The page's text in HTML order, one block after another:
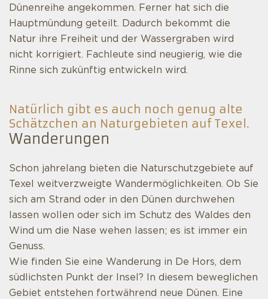
Dünenreihe angekommen. Ferner hat sich die
Hauptmündung geteilt. Dadurch bekommt die
Natur ihre Freiheit und der Wassergraben wird
nicht korrigiert. Fachleute sind neugierig, wie die
Rinne sich zukünftig entwickeln wird.
Natürlich gibt es auch noch genug alte
Schätzchen an Naturgebieten auf Texel.
Wanderungen
Schon jahrelang bieten die Naturschutzgebiete auf
Texel weitverzweigte Wandermöglichkeiten. Ob Sie
sich am Strand oder in den Dünen durchwehen
lassen wollen oder sich im Schutz des Waldes den
Wind um die Nase wehen lassen; es ist immer ein
Genuss.
Wie finden Sie eine Wanderung in De Hors, dem
südlichsten Punkt der Insel? In diesem beweglichen
Gebiet entstehen fortwährend neue Dünen. Eine